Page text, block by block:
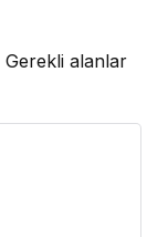
Gerekli alanlar